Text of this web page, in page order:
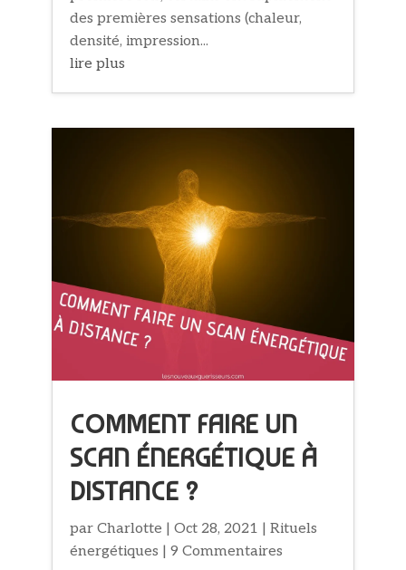
des premières sensations (chaleur,
densité, impression...
lire plus
COMMENT FAIRE UN
SCAN ÉNERGÉTIQUE À
DISTANCE ?
parCharlotte |Oct 28, 2021 |Rituels
énergétiques | 9 Commentaires